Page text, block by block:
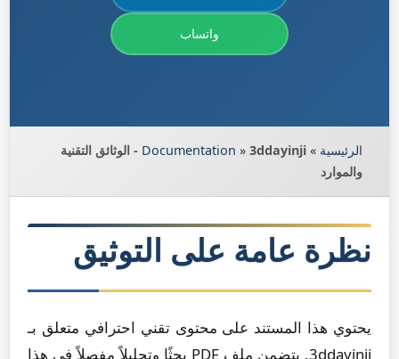
واتساب
الرئيسية »
Documentation »
3ddayinji - الوثائق التقنية
والموارد
نظرة عامة على التوثيق
يحتوي هذا المستند على محتوى تقني احترافي متعلق بـ
3ddayinji. يتضمن ملف PDF بحثًا وتحليلاً مفصلاً في هذا